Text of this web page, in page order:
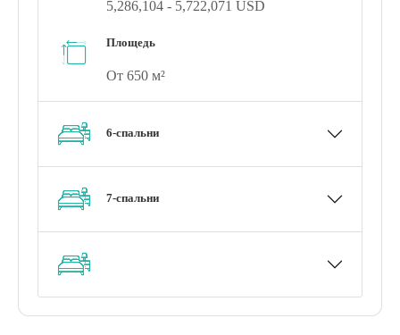
5,286,104 - 5,722,071 USD
Площедь
От 650 м²
6-спальни
7-спальни